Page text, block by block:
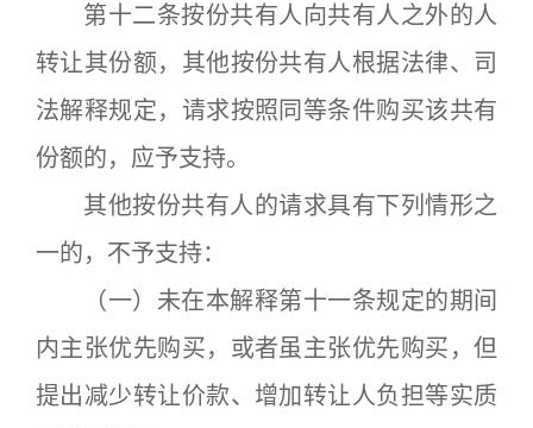
第十二条按份共有人向共有人之外的人
转让其份额，其他按份共有人根据法律、司
法解释规定，请求按照同等条件购买该共有
份额的，应予支持。
其他按份共有人的请求具有下列情形之
一的，不予支持：
（一）未在本解释第十一条规定的期间
内主张优先购买，或者虽主张优先购买，但
提出减少转让价款、增加转让人负担等实质